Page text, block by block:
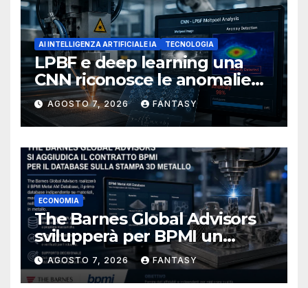
AI INTELLIGENZA ARTIFICIALE IA TECNOLOGIA
LPBF e deep learning una
CNN riconosce le anomalie
del bagno di fusione
AGOSTO 7, 2026 FANTASY
ECONOMIA
The Barnes Global Advisors
svilupperà per BPMI un
database per la stampa 3D
metallica destinata alla filiera
AGOSTO 7, 2026 FANTASY